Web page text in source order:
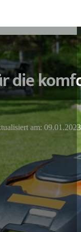
die
am: 09.01.2023